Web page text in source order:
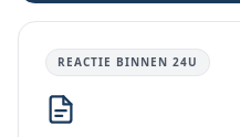
REACTIE BINNEN 24U